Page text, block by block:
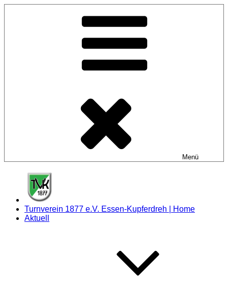
Menü
Turnverein 1877 e.V. Essen-Kupferdreh | Home
Aktuell